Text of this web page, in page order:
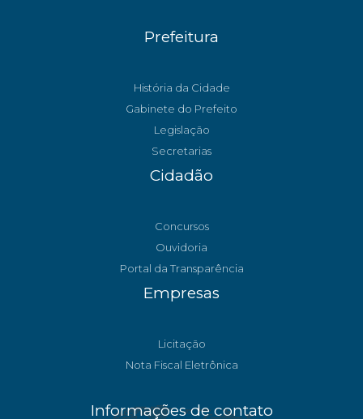
Prefeitura
História da Cidade
Gabinete do Prefeito
Legislação
Secretarias
Cidadão
Concursos
Ouvidoria
Portal da Transparência
Empresas
Licitação
Nota Fiscal Eletrônica
Informações de contato